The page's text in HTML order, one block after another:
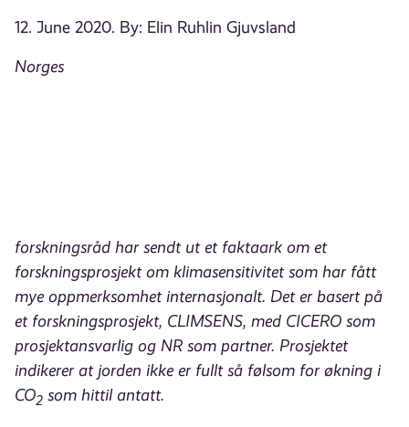
12. June 2020. By: Elin Ruhlin Gjuvsland
Norges
forskningsråd har sendt ut et faktaark om et
forskningsprosjekt om klimasensitivitet som har fått
mye oppmerksomhet internasjonalt. Det er basert på
et forskningsprosjekt, CLIMSENS, med CICERO som
prosjektansvarlig og NR som partner. Prosjektet
indikerer at jorden ikke er fullt så følsom for økning i
CO2 som hittil antatt.